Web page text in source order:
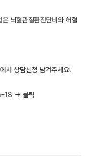
뇌혈관질환진단비와 허혈
서 상담신청 남겨주세요!